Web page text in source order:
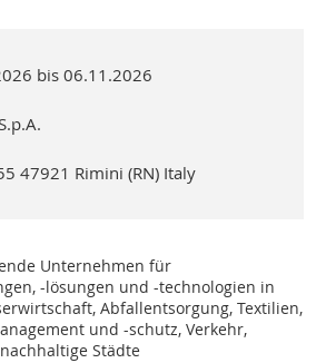
bis 06.11.2026
47921 Rimini (RN) Italy
Unternehmen für
-lösungen und -technologien in
Abfallentsorgung, Textilien,
und -schutz, Verkehr,
Städte